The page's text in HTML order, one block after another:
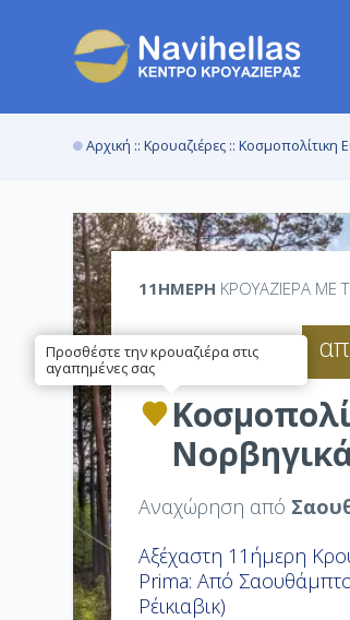
Αρχική ::Κρουαζιέρες :: Κοσμοπολίτικη
11ΉΜΕΡΗ ΚΡΟΥΑΖΙΕΡΑ ΜΕ
Αναχώρηση από
Αξέχαστη 11ήμερη
Prima: Από
Ρέικιαβικ)
Προσθέστε την κρουαζιέρα στις
αγαπημένες σας